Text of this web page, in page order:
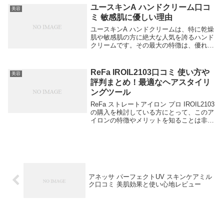
コミをご覧ください。 「使い心地がよ
く、乾燥肌がし...
美容
ユースキンA ハンドクリーム口コ
ミ 敏感肌に優しい理由
ユースキンA ハンドクリームは、特に乾燥
肌や敏感肌の方に絶大な人気を誇るハンド
クリームです。その最大の特徴は、優れた
つ効果が期待できます。以下に、ユースキ
ンA ハン...
美容
ReFa IROIL2103口コミ 使い方や
評判まとめ！最適なヘアスタイリ
ングツール
ReFa ストレートアイロン プロ IROIL2103
の購入を検討している方にとって、このア
イロンの特徴やメリットを知ることは非常
アネッサ パーフェクトUV スキンケアミル
ク口コミ 美肌効果と使い心地レビュー